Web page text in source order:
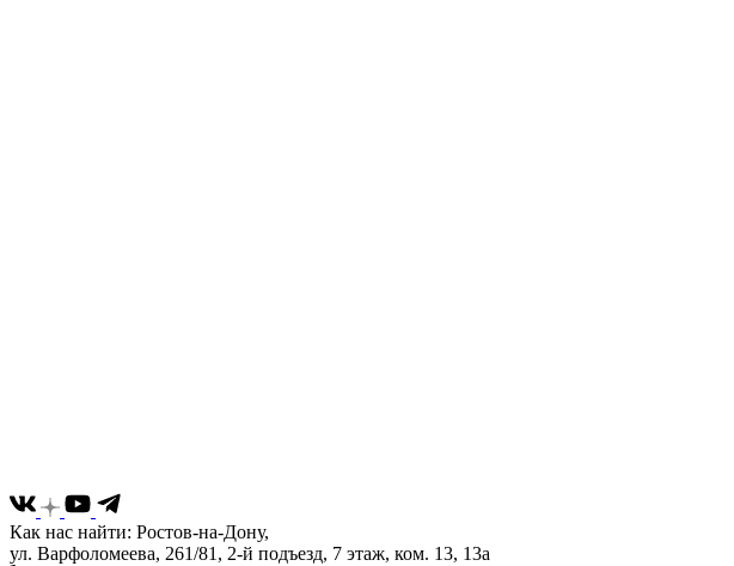
Как нас найти: Ростов-на-Дону,
ул. Варфоломеева, 261/81, 2-й подъезд, 7 этаж, ком. 13, 13а